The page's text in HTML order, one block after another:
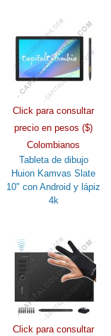
Click para consultar
precio en pesos ($)
Colombianos
Tableta de dibujo
Huion Kamvas Slate
10" con Android y lápiz
4k
Click para consultar